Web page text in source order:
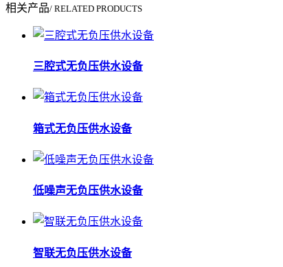
相关产品/ RELATED PRODUCTS
三腔式无负压供水设备
箱式无负压供水设备
低噪声无负压供水设备
智联无负压供水设备